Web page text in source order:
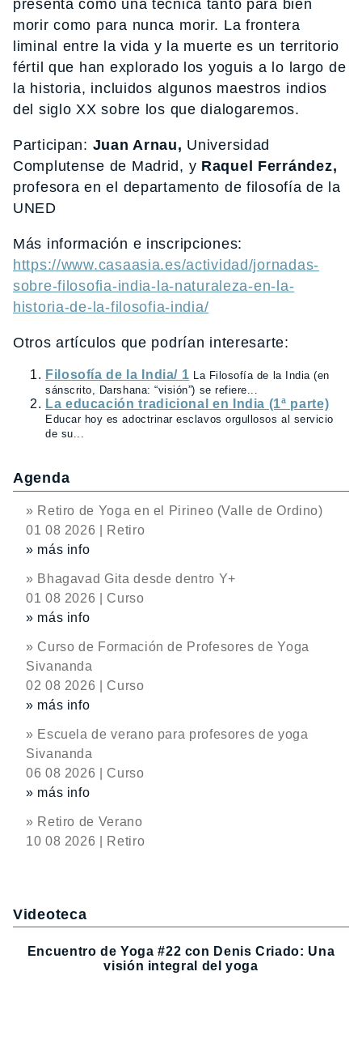
presenta como una técnica tanto para bien
morir como para nunca morir. La frontera
liminal entre la vida y la muerte es un territorio
fértil que han explorado los yoguis a lo largo de
la historia, incluidos algunos maestros indios
del siglo XX sobre los que dialogaremos.
Participan: Juan Arnau, Universidad
Complutense de Madrid, y Raquel Ferrández,
profesora en el departamento de filosofía de la
UNED
Más información e inscripciones:
https://www.casaasia.es/actividad/jornadas-
sobre-filosofia-india-la-naturaleza-en-la-
historia-de-la-filosofia-india/
Otros artículos que podrían interesarte:
Filosofía de la India/ 1 La Filosofía de la India (en
sánscrito, Darshana: “visión”) se refiere...
La educación tradicional en India (1ª parte)
Educar hoy es adoctrinar esclavos orgullosos al servicio
de su...
Agenda
» Retiro de Yoga en el Pirineo (Valle de Ordino)
01 08 2026 | Retiro
» más info
» Bhagavad Gita desde dentro Y+
01 08 2026 | Curso
» más info
» Curso de Formación de Profesores de Yoga
Sivananda
02 08 2026 | Curso
» más info
» Escuela de verano para profesores de yoga
Sivananda
06 08 2026 | Curso
» más info
» Retiro de Verano
10 08 2026 | Retiro
Videoteca
Encuentro de Yoga #22 con Denis Criado: Una
visión integral del yoga